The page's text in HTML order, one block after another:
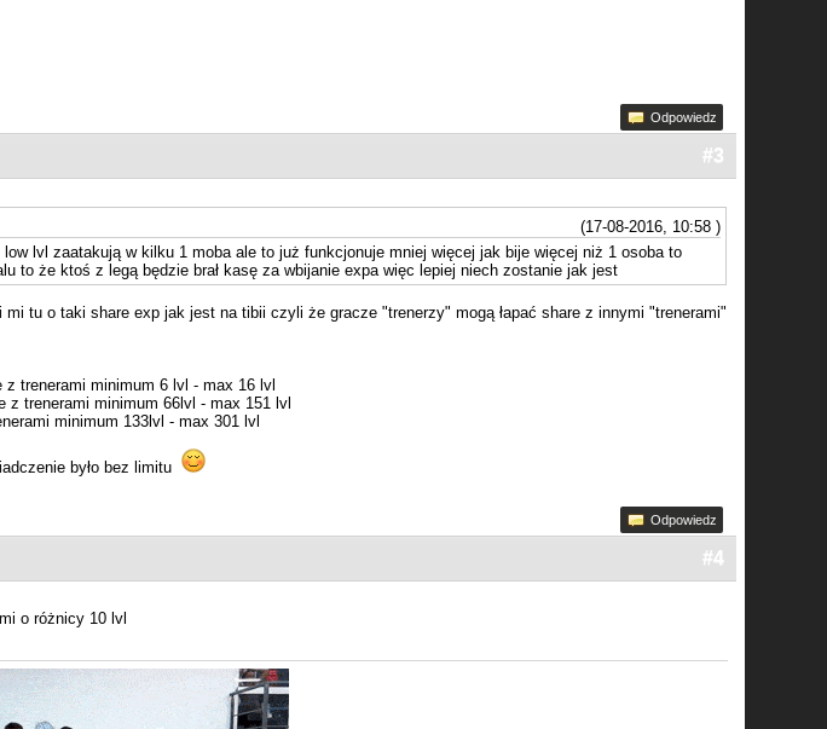
Odpowiedz
#3
(17-08-2016, 10:58 )
lvl zaatakują w kilku 1 moba ale to już funkcjonuje mniej więcej jak bije więcej niż 1 osoba to
to że ktoś z legą będzie brał kasę za wbijanie expa więc lepiej niech zostanie jak jest
mi tu o taki share exp jak jest na tibii czyli że gracze "trenerzy" mogą łapać share z innymi "trenerami"
trenerami minimum 6 lvl - max 16 lvl
z trenerami minimum 66lvl - max 151 lvl
minimum 133lvl - max 301 lvl
było bez limitu
Odpowiedz
#4
o różnicy 10 lvl